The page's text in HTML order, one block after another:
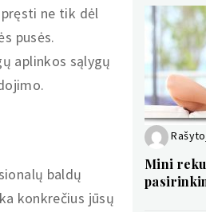
ne tik dėl
pusės.
aplinkos sąlygų
baldų
konkrečius jūsų
Mini